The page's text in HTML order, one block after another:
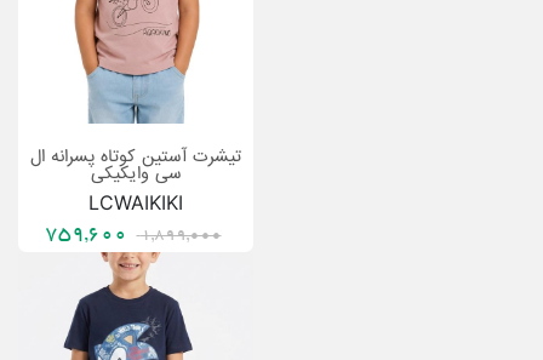
تیشرت آستین کوتاه پسرانه ال
سی وایکیکی
LCWAIKIKI
1,899,000
759,600